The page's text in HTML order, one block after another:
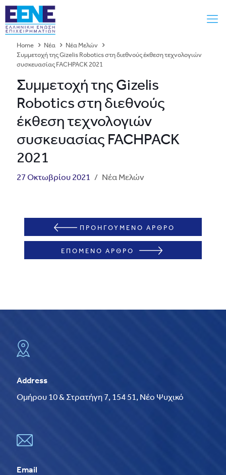
Home Νέα
Νέα Μελών
Συμμετοχή της Gizelis Robotics στη διεθνούς έκθεση τεχνολογιών
συσκευασίας FACHPACK 2021
Συμμετοχή της Gizelis
Robotics στη διεθνούς
έκθεση τεχνολογιών
συσκευασίας FACHPACK
2021
27 Οκτωβρίου 2021 / Νέα Μελών
ΠΡΟΗΓΟΥΜΕΝΟ ΑΡΘΡΟ
ΕΠΟΜΕΝΟ ΑΡΘΡΟ
Address
Ομήρου 10 & Στρατήγη 7, 154 51, Νέο Ψυχικό
Email